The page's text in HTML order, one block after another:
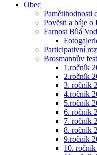
Obec
Pamětihodnosti
Pověsti a báje
Farnost Bílá
Participativní
Brosmannův
1.ročník
2.ročník
3. ročník
4.ročník
5.ročník
6. ročník
7. ročník
8. ročník
9.ročník
10. ročník